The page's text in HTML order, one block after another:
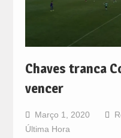
Chaves tranca
vencer
Março 1, 2020
Última Hora